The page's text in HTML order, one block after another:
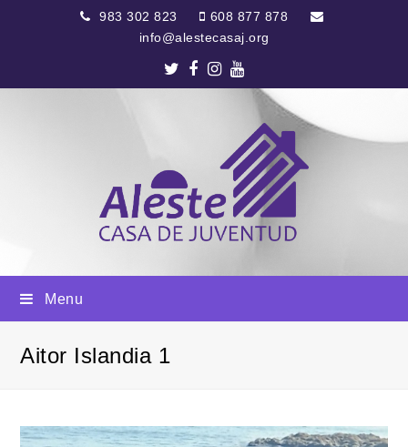
983 302 823
608 877 878
info@alestecasaj.org
Twitter
Facebook
Instagram
Youtube
Menu
Aitor Islandia 1